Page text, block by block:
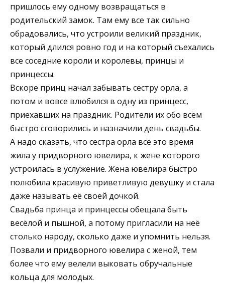
пришлось ему одному возвращаться в
родительский замок. Там ему все так сильно
обрадовались, что устроили великий праздник,
который длился ровно год и на который съехались
все соседние короли и королевы, принцы и
принцессы.
Вскоре принц начал забывать сестру орла, а
потом и вовсе влюбился в одну из принцесс,
приехавших на праздник. Родители их обо всём
быстро сговорились и назначили день свадьбы.
А надо сказать, что сестра орла всё это время
жила у придворного ювелира, к жене которого
устроилась в услужение. Жена ювелира быстро
полюбила красивую приветливую девушку и стала
даже называть её своей дочкой.
Свадьба принца и принцессы обещала быть
весёлой и пышной, а потому пригласили на неё
столько народу, сколько даже и упомнить нельзя.
Позвали и придворного ювелира с женой, тем
более что ему велели выковать обручальные
кольца для молодых.